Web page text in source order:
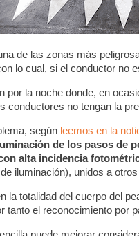
de las zonas más
lo cual, si el conductor no
por la noche donde, en
conductores no tengan la
según leemos en la
de los pasos de
alta incidencia
iluminación), unidos a
la totalidad del cuerpo del
tanto el reconocimiento por